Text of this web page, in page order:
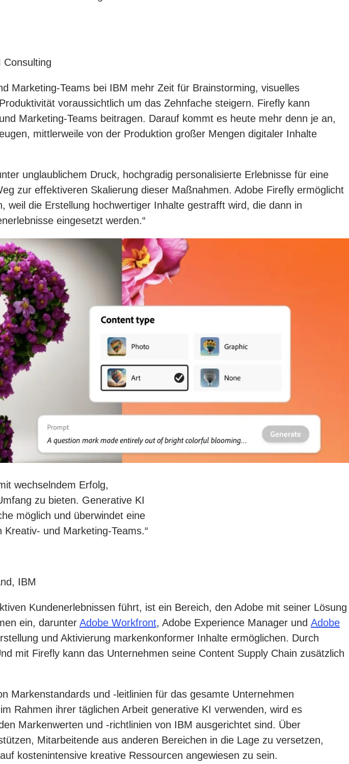
Consulting
Marketing-Teams bei IBM mehr Zeit für Brainstorming, visuelles
voraussichtlich um das Zehnfache steigern. Firefly kann
Marketing-Teams beitragen. Darauf kommt es heute mehr denn je an,
mittlerweile von der Produktion großer Mengen digitaler Inhalte
unglaublichem Druck, hochgradig personalisierte Erlebnisse für eine
zur effektiveren Skalierung dieser Maßnahmen. Adobe Firefly ermöglicht
die Erstellung hochwertiger Inhalte gestrafft wird, die dann in
eingesetzt werden.“
wechselndem Erfolg,
zu bieten. Generative KI
möglich und überwindet eine
und Marketing-Teams.“
IBM
Kundenerlebnissen führt, ist ein Bereich, den Adobe mit seiner Lösung
ein, darunter Adobe Workfront, Adobe Experience Manager und Adobe
und Aktivierung markenkonformer Inhalte ermöglichen. Durch
mit Firefly kann das Unternehmen seine Content Supply Chain zusätzlich
Markenstandards und -leitlinien für das gesamte Unternehmen
Rahmen ihrer täglichen Arbeit generative KI verwenden, wird es
Markenwerten und -richtlinien von IBM ausgerichtet sind. Über
Mitarbeitende aus anderen Bereichen in die Lage zu versetzen,
kostenintensive kreative Ressourcen angewiesen zu sein.